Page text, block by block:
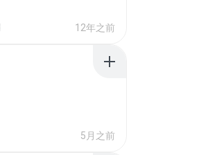
12年之前
5月之前